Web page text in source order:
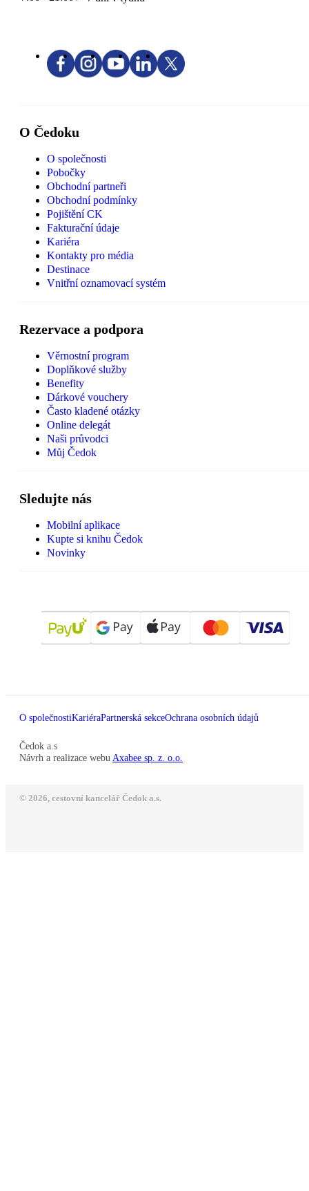
O Čedoku
O společnosti
Pobočky
Obchodní partneři
Obchodní podmínky
Pojištění CK
Fakturační údaje
Kariéra
Kontakty pro média
Destinace
Vnitřní oznamovací systém
Rezervace a podpora
Věrnostní program
Doplňkové služby
Benefity
Dárkové vouchery
Často kladené otázky
Online delegát
Naši průvodci
Můj Čedok
Sledujte nás
Mobilní aplikace
Kupte si knihu Čedok
Novinky
O společnostiKariéraPartnerská sekceOchrana osobních údajů
Čedok a.s
Návrh a realizace webu Axabee sp. z. o.o.
© 2026, cestovní kancelář Čedok a.s.